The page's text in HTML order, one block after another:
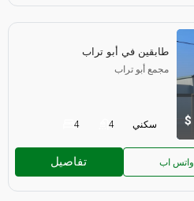
طابقين في أبو تراب
مجمع أبو تراب
4 4 سكني
تفاصيل واتس اب